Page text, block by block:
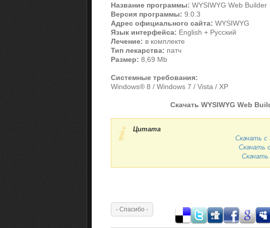
Название программы: WYSIWYG Web Builder
Версия программы: 9.0.3
Адрес официального сайта: WYSIWYG
Язык интерфейса: English + Русский
Лечение: в комплекте
Тип лекарства: патч
Размер: 8,69 Mb
Системные требования:
Windows® 8 / Windows 7 / Vista / XP
Скачать WYSIWYG Web
Цитата
Скачать с
Скачать
Скачать